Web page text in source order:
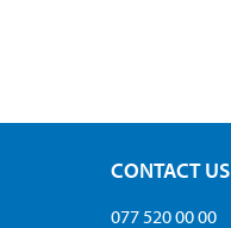
CONTACT US
077 520 00 00